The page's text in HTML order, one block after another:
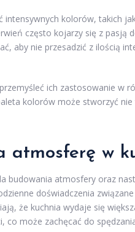
intensywnych kolorów, takich
często kojarzy się z
aby nie przesadzić z ilością
ich zastosowanie w
kolorów może stworzyć
atmosferę w
budowania atmosfery oraz
doświadczenia
że kuchnia wydaje się
co może zachęcać do